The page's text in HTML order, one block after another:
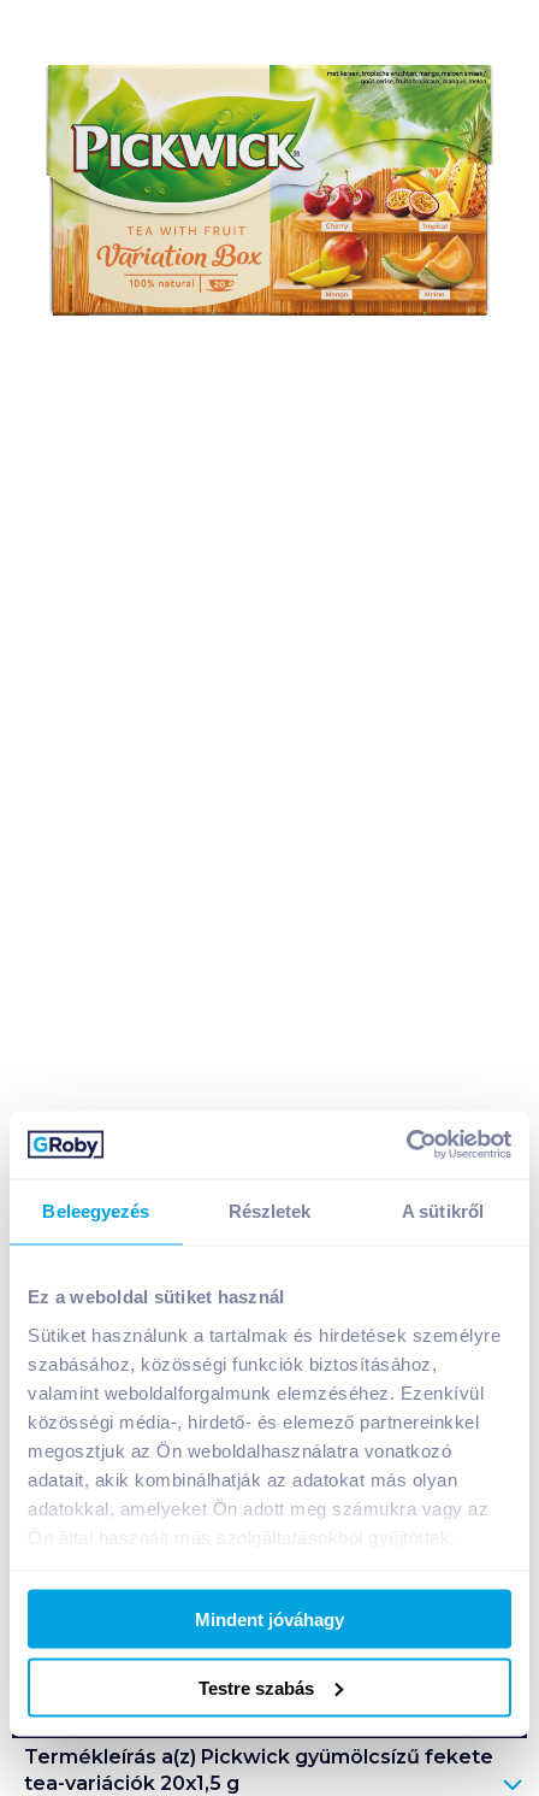
Beleegyezés Részletek A sütikről
Ez a weboldal sütiket használ
Sütiket használunk a tartalmak és hirdetések személyre
szabásához, közösségi funkciók biztosításához,
valamint weboldalforgalmunk elemzéséhez. Ezenkívül
közösségi média-, hirdető- és elemező partnereinkkel
megosztjuk az Ön weboldalhasználatra vonatkozó
adatait, akik kombinálhatják az adatokat más olyan
adatokkal, amelyeket Ön adott meg számukra vagy az
Ön által használt más szolgáltatásokból gyűjtöttek.
Mindent jóváhagy
Testre szabás
narancssárga
599Ft /db
Egységár: 19 967 Ft /kg
Nettó eladási ár: 472Ft /db(27% áfa)
Kosárba
Bevásárlólistához adom Értesíts, ha olcsóbb!
Termékleírás a(z) Pickwick gyümölcsízű fekete
tea-variációk 20x1,5 g